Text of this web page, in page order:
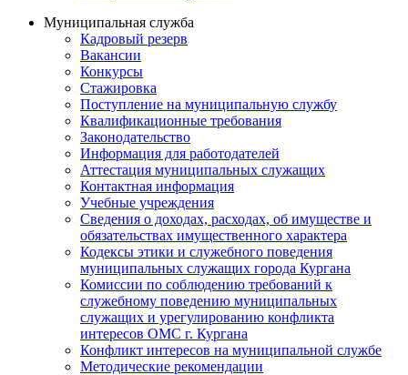
Муниципальная служба
Кадровый резерв
Вакансии
Конкурсы
Стажировка
Поступление на муниципальную службу
Квалификационные требования
Законодательство
Информация для работодателей
Аттестация муниципальных служащих
Контактная информация
Учебные учреждения
Сведения о доходах, расходах, об имуществе и
обязательствах имущественного характера
Кодексы этики и служебного поведения
муниципальных служащих города Кургана
Комиссии по соблюдению требований к
служебному поведению муниципальных
служащих и урегулированию конфликта
интересов ОМС г. Кургана
Конфликт интересов на муниципальной службе
Методические рекомендации